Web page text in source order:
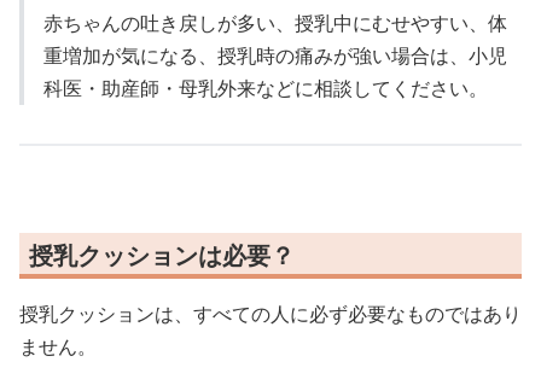
赤ちゃんの吐き戻しが多い、授乳中にむせやすい、体
重増加が気になる、授乳時の痛みが強い場合は、小児
科医・助産師・母乳外来などに相談してください。
授乳クッションは必要？
授乳クッションは、すべての人に必ず必要なものではあり
ません。